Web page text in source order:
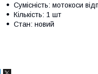
Сумісність: мотокоси
Кількість: 1 шт
Стан: новий